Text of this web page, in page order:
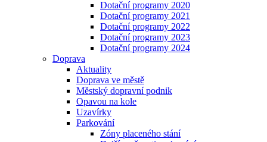
Dotační programy 2020
Dotační programy 2021
Dotační programy 2022
Dotační programy 2023
Dotační programy 2024
Doprava
Aktuality
Doprava ve městě
Městský dopravní podnik
Opavou na kole
Uzavírky
Parkování
Zóny placeného stání